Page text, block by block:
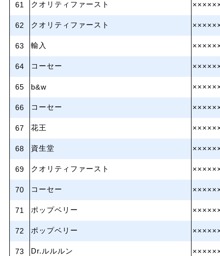
61 クオリティファースト
62 クオリティファースト
63 輸入
64 コーセー
65 b&w
66 コーセー
67 花王
68 資生堂
69 クオリティファースト
70 コーセー
71 ポップベリー
72 ポップベリー
73 Dr.ルルルン